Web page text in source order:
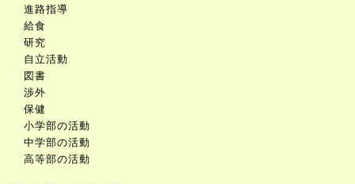
進路指導
給食
研究
自立活動
図書
渉外
保健
小学部の活動
中学部の活動
高等部の活動